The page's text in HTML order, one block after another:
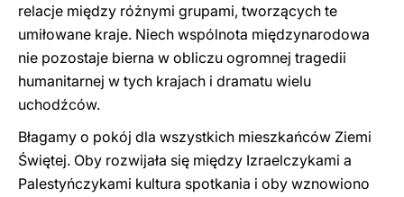
relacje między różnymi grupami, tworzących te
umiłowane kraje. Niech wspólnota międzynarodowa
nie pozostaje bierna w obliczu ogromnej tragedii
humanitarnej w tych krajach i dramatu wielu
uchodźców.
Błagamy o pokój dla wszystkich mieszkańców Ziemi
Świętej. Oby rozwijała się między Izraelczykami a
Palestyńczykami kultura spotkania i oby wznowiono